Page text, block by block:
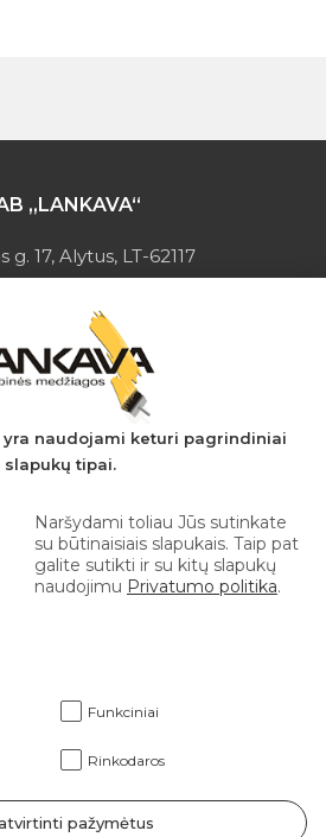
„LANKAVA“
g. 17, Alytus, LT-62117
kodas: 149728275
kodas: LT497282716
SEB bankas
+370 610 42 222
Apie mus
Klientams
yra naudojami keturi pagrindiniai
slapukų tipai.
Naršydami toliau Jūs sutinkate
su būtinaisiais slapukais. Taip pat
galite sutikti ir su kitų slapukų
naudojimu Privatumo politika.
Funkciniai
Rinkodaros
pažymėtus